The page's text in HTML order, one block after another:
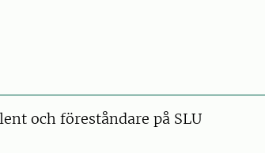
och föreståndare på SLU